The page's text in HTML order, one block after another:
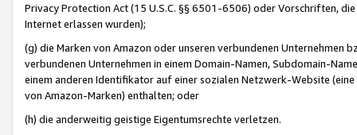
Privacy Protection Act (15 U.S.C. §§ 6501-6506) oder Vorschriften,
Internet erlassen wurden);
(g) die Marken von Amazon oder unseren verbundenen Unternehmen
verbundenen Unternehmen in einem Domain-Namen, Subdomain-
einem anderen Identifikator auf einer sozialen Netzwerk-Website
von Amazon-Marken) enthalten; oder
(h) die anderweitig geistige Eigentumsrechte verletzen.